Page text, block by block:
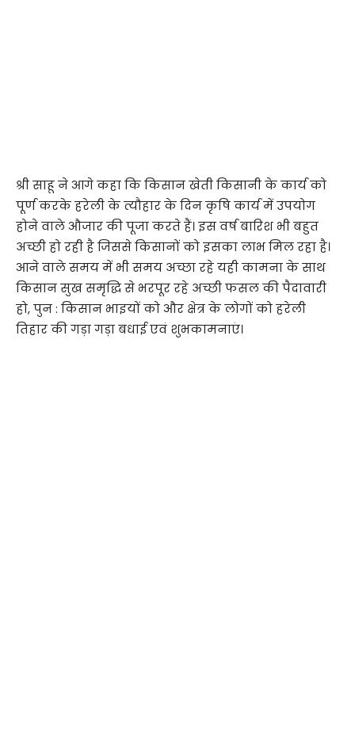
श्री साहू ने आगे कहा कि किसान खेती किसानी के कार्य को
पूर्ण करके हरेली के त्यौहार के दिन कृषि कार्य में उपयोग
होने वाले औजार की पूजा करते हैं। इस वर्ष बारिश भी बहुत
अच्छी हो रही है जिससे किसानों को इसका लाभ मिल रहा है।
आने वाले समय में भी समय अच्छा रहे यही कामना के साथ
किसान सुख समृद्धि से भरपूर रहे अच्छी फसल की पैदावारी
हो, पुन : किसान भाइयों को और क्षेत्र के लोगों को हरेली
तिहार की गड़ा गड़ा बधाई एवं शुभकामनाएं।